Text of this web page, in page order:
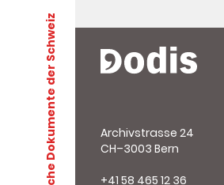
Archivstrasse 24
CH–3003 Bern
+41 58 465 12 36